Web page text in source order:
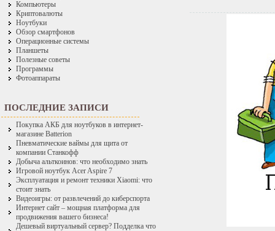
Компьютеры
Криптовалюты
Ноутбуки
Обзор смартфонов
Операционные системы
Планшеты
Полезные советы
Программы
Фотоаппараты
ПОСЛЕДНИЕ ЗАПИСИ
Покупка АКБ для ноутбуков в интернет-
магазине Batterion
Пневматические ваймы для щита от
компании Станкофф
Добыча альткоинов: что необходимо знать
Игровой ноутбук Acer Aspire 7
Эксплуатация и ремонт техники Xiaomi: что
стоит знать
Видеоигры: от развлечений до киберспорта
Интернет сайт – мощная платформа для
продвижения вашего бизнеса!
Дешевый виртуальный сервер? Подделка что